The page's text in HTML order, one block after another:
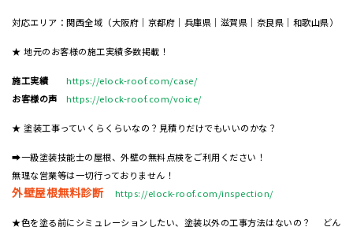
対応エリア：関西全域（大阪府｜京都府｜兵庫県｜滋賀県｜奈良県｜和歌山県）
★ 地元のお客様の施工実績多数掲載！
施工実績
https://elock-roof.com/case/
お客様の声
https://elock-roof.com/voice/
★ 塗装工事っていくらくらいなの？見積りだけでもいいのかな？
➡一級塗装技能士の屋根、外壁の無料点検をご利用ください！
無理な営業等は一切行っておりません！
外壁屋根無料診断 https://elock-roof.com/inspection/
★色を塗る前にシミュレーションしたい、塗装以外の工事方法はないの？ どん